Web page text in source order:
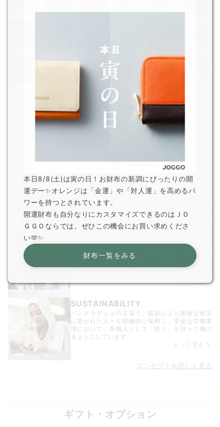
そんな背景から生まれました。
REDUCE
革は非常に耐久性の高い素材です。頻繁に物を買
い替えるよりも、愛着を持って長く使えるアイテ
ムを選ぶことで、無駄な生産を減らし環境への負
担を軽減することができます。
もっと見る
JOGGOで使用している革は、すべて食肉生産の過
程で生まれた副産物です。捨てられるはずだった
素材を循環サイクルに戻し、活用することで、持
もっと見る
SUSTAINABILITY
バングラデシュの工場で、貧困により困難な状況
に置かれた人々を積極的に採用し、安全な労働環
境において、革職人として「誇り」を持って働け
るようにしています。
もっと見る
コンセプトを詳しく見る
ギフト・オプション
本日8/8(土)は寅の日！お財布の新調にぴったりの開
運デー✨オレンジは「金運」や「対人運」を高めるパ
ワーを持つとされています。
開運財布も自分なりにカスタマイズできるのはＪＯ
ＧＧＯならでは。ぜひこの機会にお買い求めくださ
い🫶✨
財布一覧をみる